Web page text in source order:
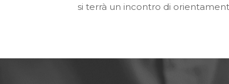
si terrà un incontro di